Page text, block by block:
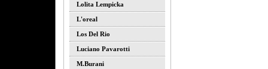
Lolita Lempicka
L'oreal
Los Del Rio
Luciano Pavarotti
M.burani